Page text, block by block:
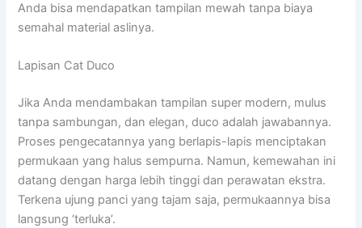
Anda bisa mendapatkan tampilan mewah tanpa biaya
semahal material aslinya.
Lapisan Cat Duco
Jika Anda mendambakan tampilan super modern, mulus
tanpa sambungan, dan elegan, duco adalah jawabannya.
Proses pengecatannya yang berlapis-lapis menciptakan
permukaan yang halus sempurna. Namun, kemewahan ini
datang dengan harga lebih tinggi dan perawatan ekstra.
Terkena ujung panci yang tajam saja, permukaannya bisa
langsung ‘terluka’.